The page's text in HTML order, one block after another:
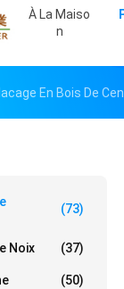
À La Maiso
N
En Bois De
(73)
Noix (37)
(50)